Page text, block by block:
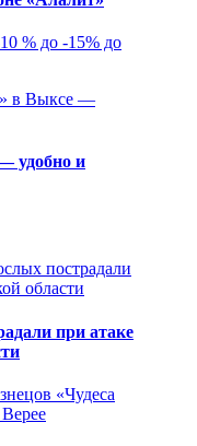
% до -15% до
удобно и
при атаке